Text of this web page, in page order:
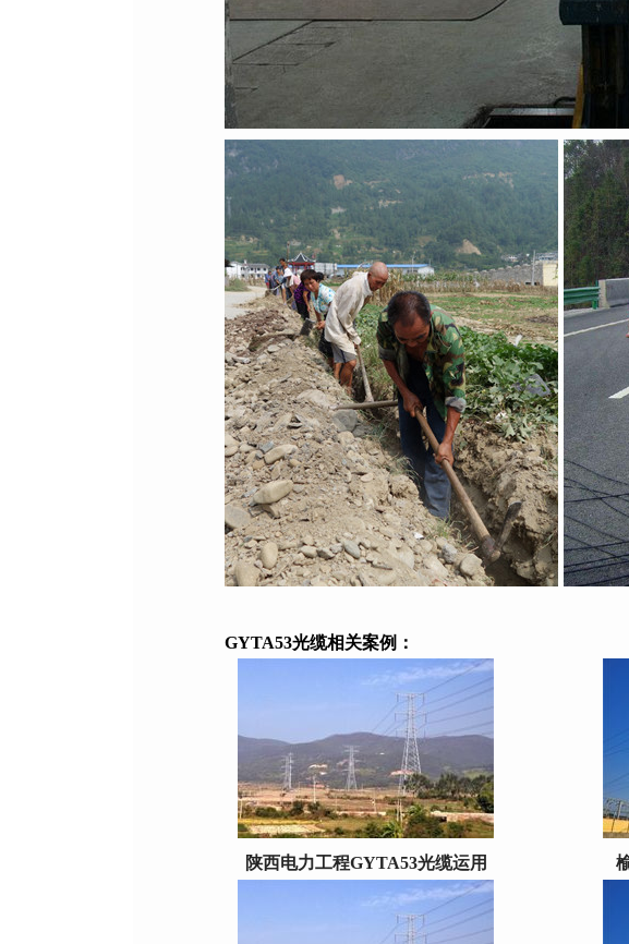
GYTA53光缆相关案例：
陕西电力工程GYTA53光缆运用